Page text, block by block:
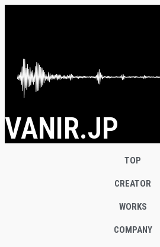
VANIR.JP
TOP
CREATOR
WORKS
COMPANY